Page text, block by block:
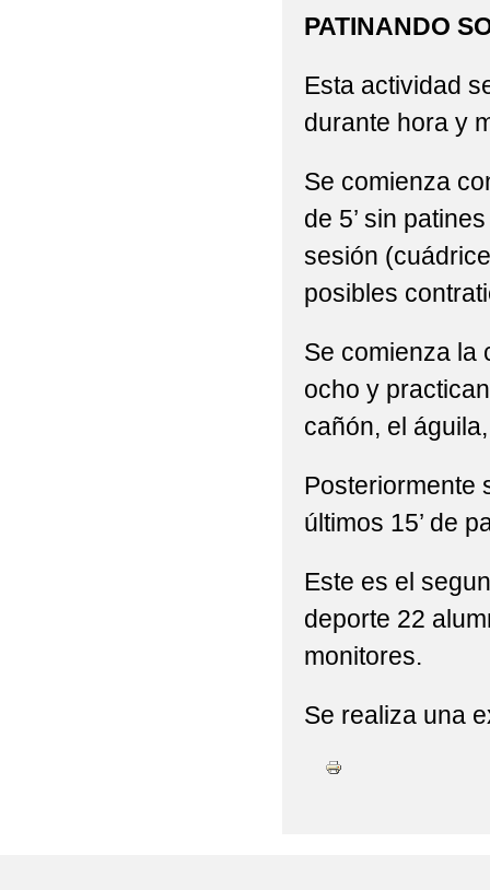
PATINANDO
Esta actividad
durante hora y
Se comienza
de 5’ sin
sesión
posibles
Se comienza la
ocho y
cañón, el
Posteriormente
últimos 15’ de
Este es el
deporte 22
monitores.
Se realiza una